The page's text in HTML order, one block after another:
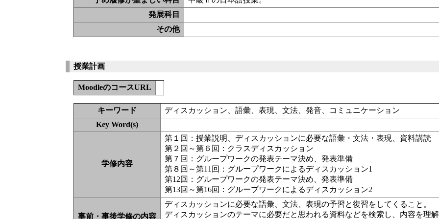
発展科目
その他
授業計画
MoodleのコースURL
キーワード
ディスカッション、語彙、表現、文法、発音、コミュニケーション
Key Word(s)
学修内容
第１回：授業説明、ディスカッションに必要な語彙・文法・表現、資料講読
第２回～第６回：クラスディスカッション
第７回：グループワークの発表テーマ決め、発表準備
第８回～第11回：グループワークによるディスカッション1
第12回：グループワークの発表テーマ決め、発表準備
第13回～第16回：グループワークによるディスカッション2
事前・事後学修の内容
ディスカッションに必要な語彙、文法、表現の予習と復習をしてくること。
ディスカッションのテーマに必要だと思われる資料などを検索し、内容を理解